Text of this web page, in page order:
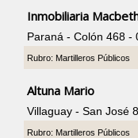
Inmobiliaria
Paraná - Colón 468 -
Rubro: Martilleros Públicos
Altuna Mario
Villaguay - San José
Rubro: Martilleros Públicos